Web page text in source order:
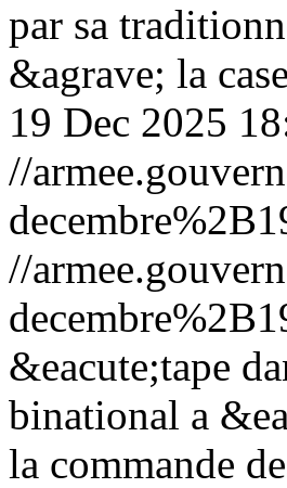
par sa
&agrave; la
19 Dec 2025
//
//
&eacute;tape
binational a
la commande